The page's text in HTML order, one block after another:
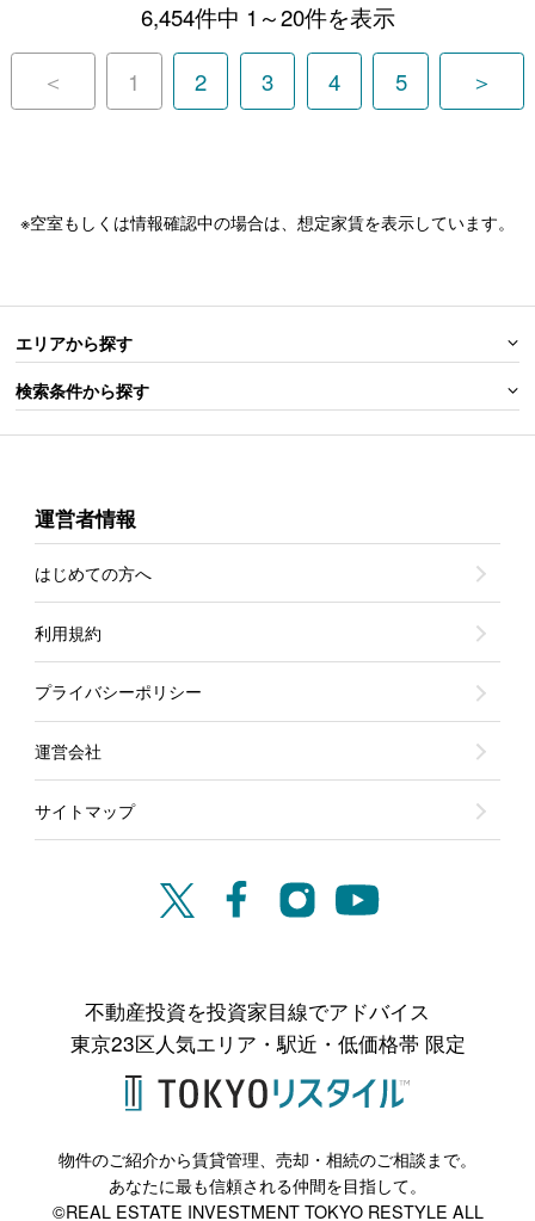
6,454件中 1～20件を表示
＜ 1 2 3 4 5 ＞
※空室もしくは情報確認中の場合は、想定家賃を表示しています。
エリアから探す
検索条件から探す
運営者情報
はじめての方へ
利用規約
プライバシーポリシー
運営会社
サイトマップ
不動産投資を投資家目線でアドバイス
東京23区人気エリア・駅近・低価格帯 限定
物件のご紹介から賃貸管理、売却・相続のご相談まで。
あなたに最も信頼される仲間を目指して。
©REAL ESTATE INVESTMENT TOKYO RESTYLE ALL